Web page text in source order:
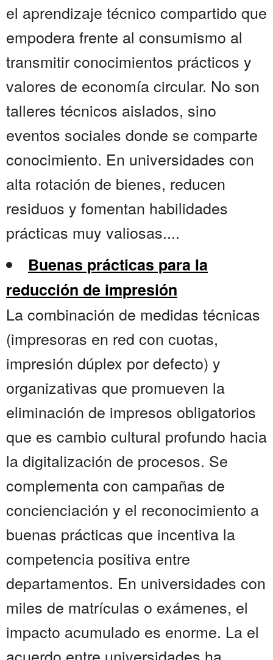
el aprendizaje técnico compartido que
empodera frente al consumismo al
transmitir conocimientos prácticos y
valores de economía circular. No son
talleres técnicos aislados, sino
eventos sociales donde se comparte
conocimiento. En universidades con
alta rotación de bienes, reducen
residuos y fomentan habilidades
prácticas muy valiosas....
Buenas prácticas para la
reducción de impresión
La combinación de medidas técnicas
(impresoras en red con cuotas,
impresión dúplex por defecto) y
organizativas que promueven la
eliminación de impresos obligatorios
que es cambio cultural profundo hacia
la digitalización de procesos. Se
complementa con campañas de
concienciación y el reconocimiento a
buenas prácticas que incentiva la
competencia positiva entre
departamentos. En universidades con
miles de matrículas o exámenes, el
impacto acumulado es enorme. La el